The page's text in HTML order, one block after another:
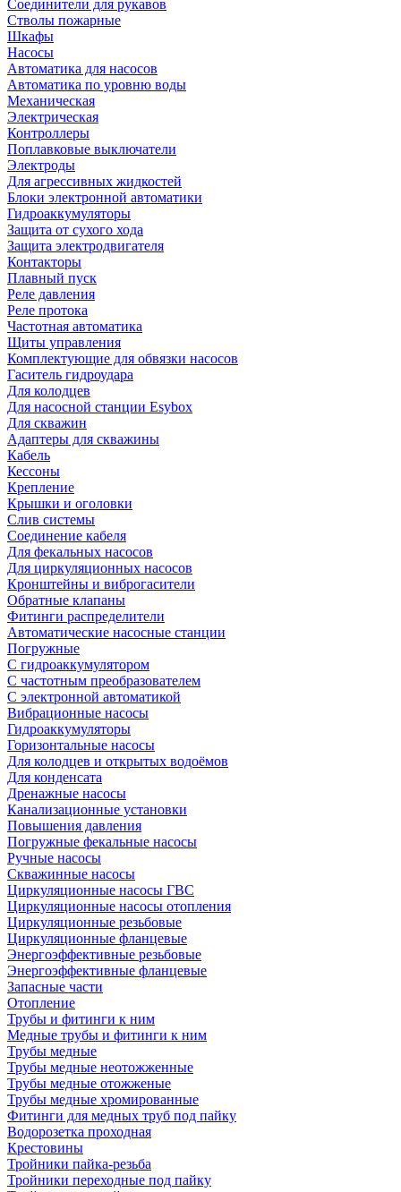
Соединители для рукавов
Стволы пожарные
Шкафы
Насосы
Автоматика для насосов
Автоматика по уровню воды
Механическая
Электрическая
Контроллеры
Поплавковые выключатели
Электроды
Для агрессивных жидкостей
Блоки электронной автоматики
Гидроаккумуляторы
Защита от сухого хода
Защита электродвигателя
Контакторы
Плавный пуск
Реле давления
Реле протока
Частотная автоматика
Щиты управления
Комплектующие для обвязки насосов
Гаситель гидроудара
Для колодцев
Для насосной станции Esybox
Для скважин
Адаптеры для скважины
Кабель
Кессоны
Крепление
Крышки и оголовки
Слив системы
Соединение кабеля
Для фекальных насосов
Для циркуляционных насосов
Кронштейны и виброгасители
Обратные клапаны
Фитинги распределители
Автоматические насосные станции
Погружные
С гидроаккумулятором
С частотным преобразователем
С электронной автоматикой
Вибрационные насосы
Гидроаккумуляторы
Горизонтальные насосы
Для колодцев и открытых водоёмов
Для конденсата
Дренажные насосы
Канализационные установки
Повышения давления
Погружные фекальные насосы
Ручные насосы
Скважинные насосы
Циркуляционные насосы ГВС
Циркуляционные насосы отопления
Циркуляционные резьбовые
Циркуляционные фланцевые
Энергоэффективные резьбовые
Энергоэффективные фланцевые
Запасные части
Отопление
Трубы и фитинги к ним
Медные трубы и фитинги к ним
Трубы медные
Трубы медные неотожженные
Трубы медные отожженые
Трубы медные хромированные
Фитинги для медных труб под пайку
Водорозетка проходная
Крестовины
Тройники пайка-резьба
Тройники переходные под пайку